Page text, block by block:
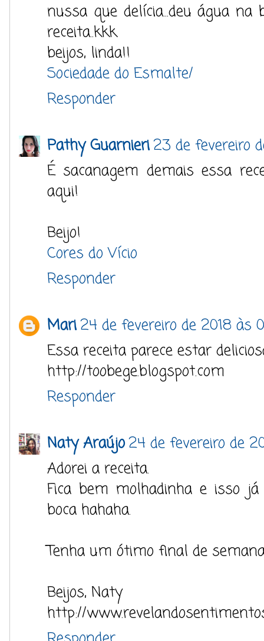
nussa que delícia...deu água na
receita..kkk
beijos, linda!!
Sociedade do Esmalte/
Responder
Pathy Guarnieri23 de fevereiro
É sacanagem demais essa
aqui!
Beijo!
Cores do Vício
Responder
Mari24 de fevereiro de 2018 às
Essa receita parece estar
http://toobege.blogspot.com
Responder
Naty Araújo24 de fevereiro de
Adorei a receita.
Fica bem molhadinha e isso
boca hahaha.
Tenha um ótimo final de
Beijos, Naty
http://